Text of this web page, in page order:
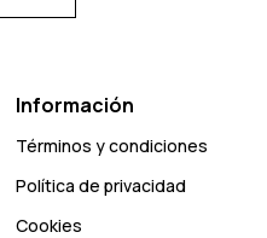
Información
Términos y condiciones
Política de privacidad
Cookies